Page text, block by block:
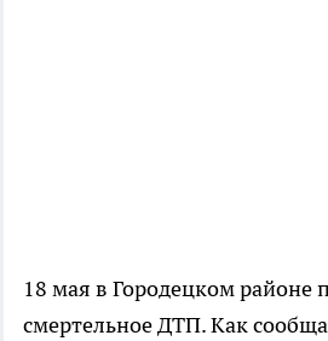
18 мая в Городецком районе
смертельное ДТП. Как